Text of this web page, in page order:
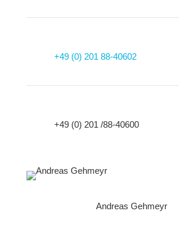
+49 (0) 201 88-40602
+49 (0) 201 /88-40600
Andreas Gehmeyr